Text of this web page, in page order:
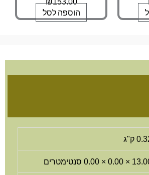
הוספה לסל
ק"ג
0.00 × 0.00 סנטימטרים